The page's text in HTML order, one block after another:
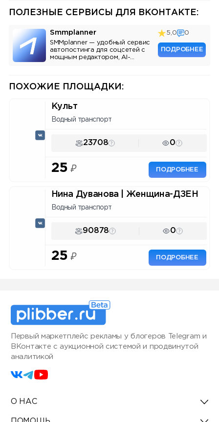
ПОЛЕЗНЫЕ СЕРВИСЫ ДЛЯ ВКОНТАКТЕ:
Smmplanner
SMMplanner — удобный сервис
автопостинга для соцсетей с
мощным редактором, AI-
5,0 0
ПОДРОБНЕЕ
ПОХОЖИЕ ПЛОЩАДКИ:
Культ
Водный транспорт
23708 0
25 ₽ ПОДРОБНЕЕ
Нина Дуванова | Женщина-ДЗЕН
Водный транспорт
90878 0
25 ₽ ПОДРОБНЕЕ
Первый маркетплейс рекламы у блогеров Telegram и
ВКонтакте с аукционной системой и продвинутой
аналитикой
О НАС